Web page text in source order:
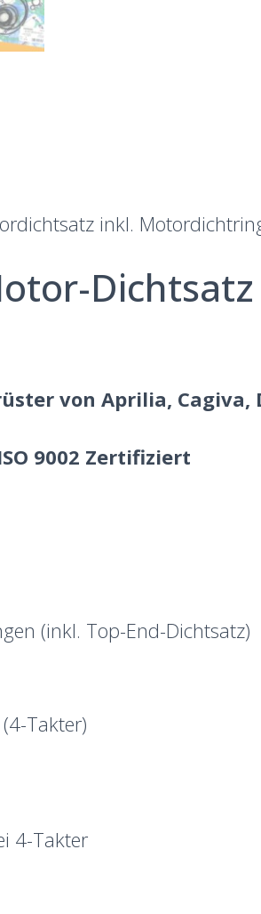
inkl.
Dichtsatz
von Aprilia,
9002 Zertifiziert
(inkl. Top-End-Dichtsatz)
Takter)
4-Takter